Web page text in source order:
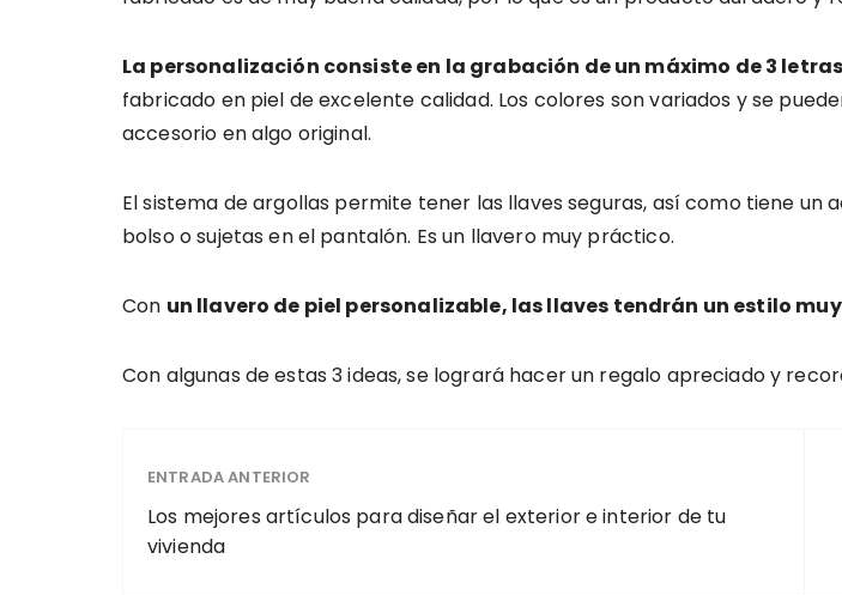
La personalización consiste en la grabación de un máximo de 3
fabricado en piel de excelente calidad. Los colores son variados y se
accesorio en algo original.
El sistema de argollas permite tener las llaves seguras, así como tiene
bolso o sujetas en el pantalón. Es un llavero muy práctico.
Con un llavero de piel personalizable, las llaves tendrán un estilo
Con algunas de estas 3 ideas, se logrará hacer un regalo apreciado y
ENTRADA ANTERIOR
Los mejores artículos para diseñar el exterior e interior de tu
vivienda